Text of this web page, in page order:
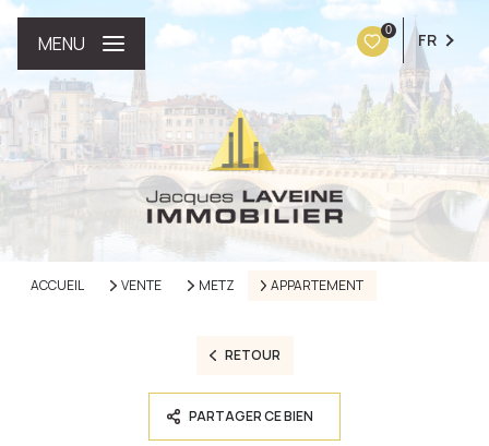
0 FR
MENU
ACCUEIL VENTE METZ APPARTEMENT
RETOUR
PARTAGER CE BIEN